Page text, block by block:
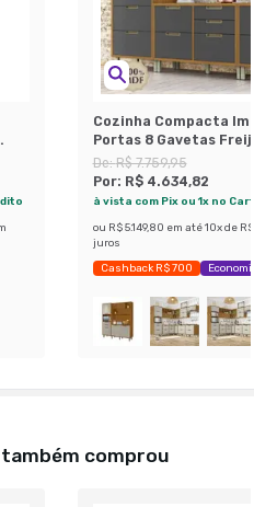
Cozinha Compacta
Portas 8 Gavetas
De:R$ 7.759,95
Por: R$ 4.634,82
à vista com Pix ou 1x no
ou R$ 5.149,80 em até 10x de
juros
Cashback R$ 700
comprou